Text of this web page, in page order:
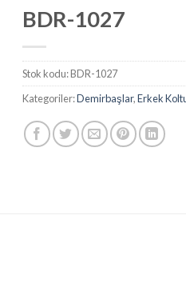
BDR-1027
Stok kodu:BDR-1027
Kategoriler:Demirbaşlar,Erkek